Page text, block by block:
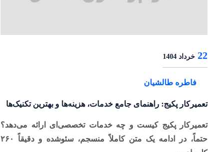
22 خرداد 1404
فاطره طالشیان
تعمیرکار پکیج: راهنمای جامع خدمات، هزینه‌ها و بهترین تکنیک‌ها
تعمیرکار پکیج کیست و چه خدمات تخصصی‌ای ارائه می‌دهد؟
حتماً، در ادامه یک متن کاملاً منسجم، سئو‌شده و دقیقاً ۲۶۰